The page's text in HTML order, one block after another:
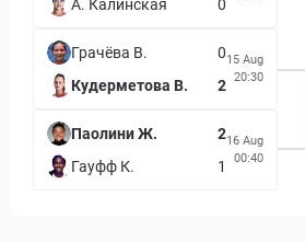
А. Калинская
0
Грачёва В.
0
Кудерметова В.
2
15 Aug
20:30
Паолини Ж.
2
Гауфф К.
1
16 Aug
00:40